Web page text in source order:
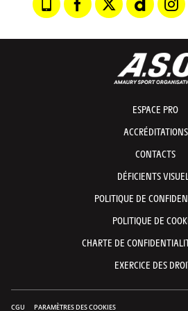
ESPACE PRO
ACCRÉDITATIONS
CONTACTS
DÉFICIENTS
POLITIQUE DE
POLITIQUE DE
CHARTE DE
EXERCICE DES
CGU PARAMÈTRES DES COOKIES